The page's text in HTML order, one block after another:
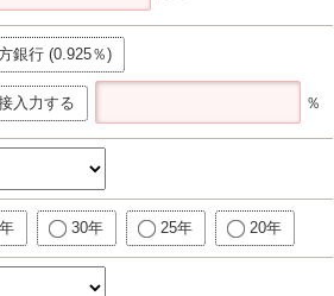
銀行 (0.925％)
入力する ％
30年 25年 20年